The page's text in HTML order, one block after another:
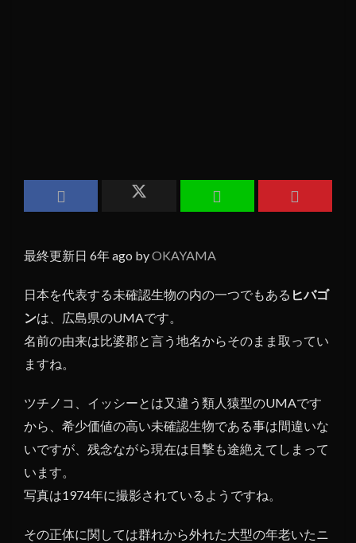
最終更新日 6年 ago byOKAYAMA
日本を代表する未確認生物の内の一つでもある ヒバゴ
ンは、広島県のUMAです。
名前の由来は比婆郡と言う地名からそのまま取ってい
ますね。
ツチノコ、イッシーとは又違う類人猿型のUMAです
から、希少価値の高い未確認生物である事は間違いな
いですが、残念ながら現在は目撃も途絶えてしまって
います。
写真は1974年に撮影されているようですね。
その正体に関しては群れから外れた大型の年老いたニ